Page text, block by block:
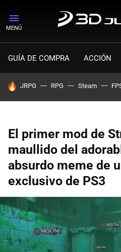
MENÚ
GUÍA DE COMPRA ACCIÓN
HOY SE HABLA DE
JRPG RPG Steam
El primer mod de
maullido del
absurdo meme de
exclusivo de PS3